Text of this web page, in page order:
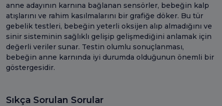
anne adayının karnına bağlanan sensörler, bebeğin kalp
atışlarını ve rahim kasılmalarını bir grafiğe döker. Bu tür
gebelik testleri, bebeğin yeterli oksijen alıp almadığını ve
sinir sisteminin sağlıklı gelişip gelişmediğini anlamak için
değerli veriler sunar. Testin olumlu sonuçlanması,
bebeğin anne karnında iyi durumda olduğunun önemli bir
göstergesidir.
Sıkça Sorulan Sorular